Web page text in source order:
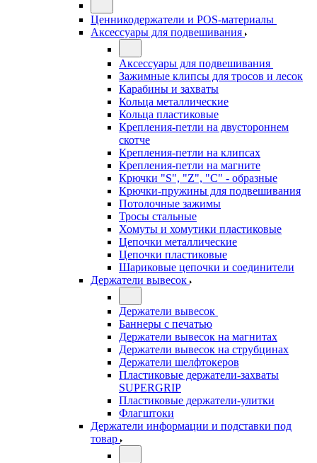
Ценникодержатели и POS-материалы
Аксессуары для подвешивания
Аксессуары для подвешивания
Зажимные клипсы для тросов и лесок
Карабины и захваты
Кольца металлические
Кольца пластиковые
Крепления-петли на двустороннем
скотче
Крепления-петли на клипсах
Крепления-петли на магните
Крючки "S", "Z", "C" - образные
Крючки-пружины для подвешивания
Потолочные зажимы
Тросы стальные
Хомуты и хомутики пластиковые
Цепочки металлические
Цепочки пластиковые
Шариковые цепочки и соединители
Держатели вывесок
Держатели вывесок
Баннеры с печатью
Держатели вывесок на магнитах
Держатели вывесок на струбцинах
Держатели шелфтокеров
Пластиковые держатели-захваты
SUPERGRIP
Пластиковые держатели-улитки
Флагштоки
Держатели информации и подставки под
товар